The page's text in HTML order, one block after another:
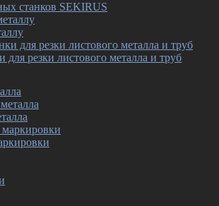
станков SEKIRUS
для резки листового металла и труб